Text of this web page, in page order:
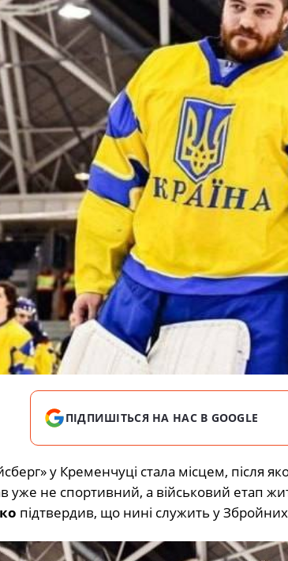
ПІДПИШІТЬСЯ НА НАС В GOOGLE
у Кременчуці стала місцем, після
уже не спортивний, а військовий етап
підтвердив, що нині служить у